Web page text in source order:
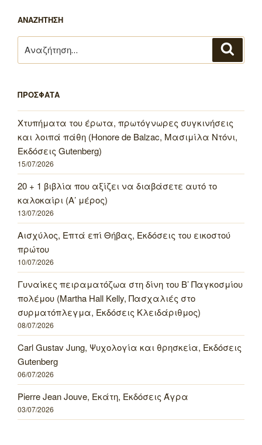
ΑΝΑΖΗΤΗΣΗ
για:
ΠΡΟΣΦΑΤΑ
Χτυπήματα του έρωτα, πρωτόγνωρες συγκινήσεις
και λοιπά πάθη (Honore de Balzac, Μασιμίλα Ντόνι,
Εκδόσεις Gutenberg)
15/07/2026
20 + 1 βιβλία που αξίζει να διαβάσετε αυτό το
καλοκαίρι (Α’ μέρος)
13/07/2026
Αισχύλος, Επτά επί Θήβας, Εκδόσεις του εικοστού
πρώτου
10/07/2026
Γυναίκες πειραματόζωα στη δίνη του Β’ Παγκοσμίου
πολέμου (Martha Hall Kelly, Πασχαλιές στο
συρματόπλεγμα, Εκδόσεις Κλειδάριθμος)
08/07/2026
Carl Gustav Jung, Ψυχολογία και θρησκεία, Εκδόσεις
Gutenberg
06/07/2026
Pierre Jean Jouve, Εκάτη, Εκδόσεις Άγρα
03/07/2026